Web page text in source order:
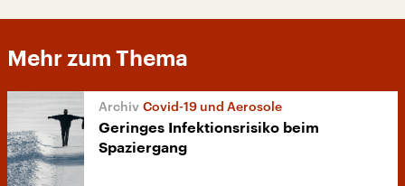
Mehr zum Thema
Covid-19 und Aerosole
Geringes Infektionsrisiko beim
Spaziergang